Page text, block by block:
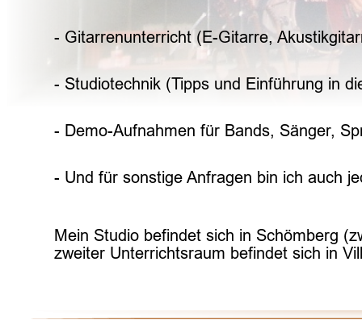
- Gitarrenunterricht (E-Gitarre,
- Studiotechnik (Tipps und Einführung in
- Demo-Aufnahmen für Bands, Sänger,
- Und für sonstige Anfragen bin ich auch
Mein Studio befindet sich in Schömberg
zweiter Unterrichtsraum befindet sich in